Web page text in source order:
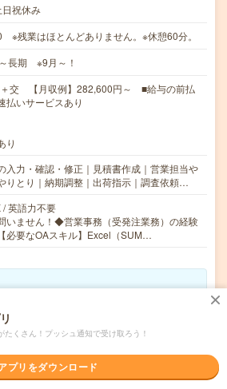
祝休み
※残業はほとんどありません。※休憩60分。
長期 ※9月～！
交 【月収例】282,600円～ ■給与の前払
払いサービスあり
り
入力・確認・修正｜見積書作成｜営業担当や
りとり｜納期調整｜出荷指示｜調査依頼…
/ 英語力不要
いません！◆営業事務（受発注業務）の経験
必要なOAスキル】Excel（SUM…
男性
たくさん！プッシュ通知で受け取ろう！
プリをダウンロード